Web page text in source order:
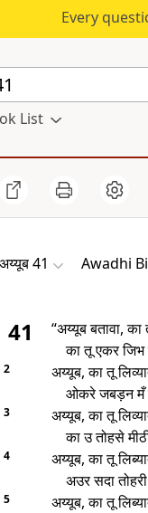
Every
List
अय्यूब 41 Awadhi
41
“अय्यूब बतावा,
का तू एकर
2
अय्यूब, का तू
ओकरे जबड़न मँ
3
अय्यूब, का तू
का उ तोहसे
4
अय्यूब, का तू
अउर सदा
5
अय्यूब, का तू